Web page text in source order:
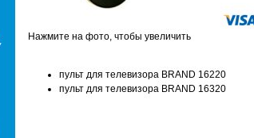
Нажмите на фото, чтобы увеличить
пульт для телевизора BRAND 16220
пульт для телевизора BRAND 16320